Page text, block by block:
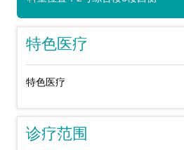
特色医疗
特色医疗
诊疗范围